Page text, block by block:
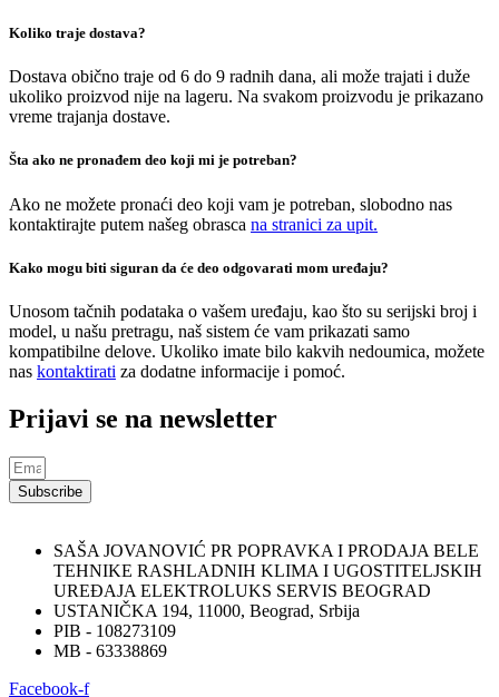
Koliko traje dostava?
Dostava obično traje od 6 do 9 radnih dana, ali može trajati i duže
ukoliko proizvod nije na lageru. Na svakom proizvodu je prikazano
vreme trajanja dostave.
Šta ako ne pronađem deo koji mi je potreban?
Ako ne možete pronaći deo koji vam je potreban, slobodno nas
kontaktirajte putem našeg obrasca na stranici za upit.
Kako mogu biti siguran da će deo odgovarati mom uređaju?
Unosom tačnih podataka o vašem uređaju, kao što su serijski broj i
model, u našu pretragu, naš sistem će vam prikazati samo
kompatibilne delove. Ukoliko imate bilo kakvih nedoumica, možete
nas kontaktirati za dodatne informacije i pomoć.
Prijavi se na newsletter
Subscribe
SAŠA JOVANOVIĆ PR POPRAVKA I PRODAJA BELE
TEHNIKE RASHLADNIH KLIMA I UGOSTITELJSKIH
UREĐAJA ELEKTROLUKS SERVIS BEOGRAD
USTANIČKA 194, 11000, Beograd, Srbija
PIB - 108273109
MB - 63338869
Facebook-f